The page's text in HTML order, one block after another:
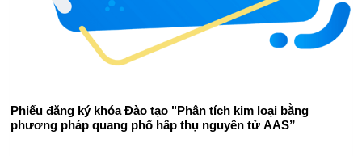
Phiếu đăng ký khóa Đào tạo "Phân tích kim loại bằng
phương pháp quang phổ hấp thụ nguyên tử AAS”